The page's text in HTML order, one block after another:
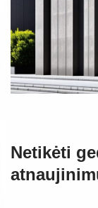
Netikėti